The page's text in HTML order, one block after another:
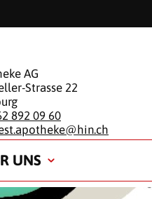
AG
Strasse 22
892 09 60
hin.ch
UNS